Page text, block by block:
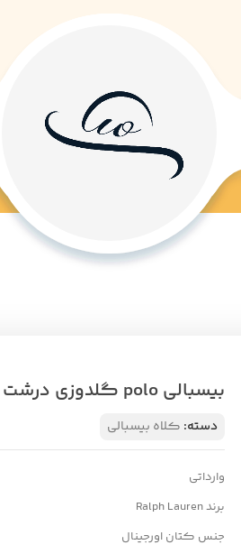
بیسبالی polo گلدوزی درشت
دسته: کلاه بیسبالی
وارداتی
برند Ralph Lauren
جنس کتان اورجینال